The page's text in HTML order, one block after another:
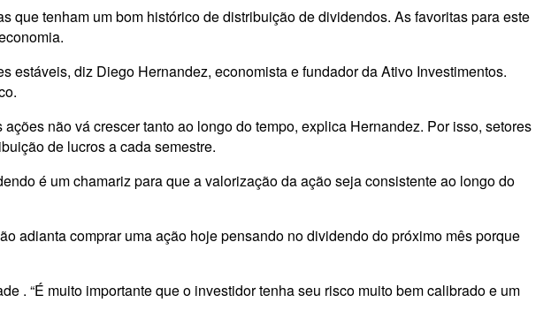
que tenham um bom histórico de distribuição de dividendos. As favoritas para este
estáveis, diz Diego Hernandez, economista e fundador da Ativo Investimentos.
não vá crescer tanto ao longo do tempo, explica Hernandez. Por isso, setores
de lucros a cada semestre.
é um chamariz para que a valorização da ação seja consistente ao longo do
adianta comprar uma ação hoje pensando no dividendo do próximo mês porque
. “É muito importante que o investidor tenha seu risco muito bem calibrado e um